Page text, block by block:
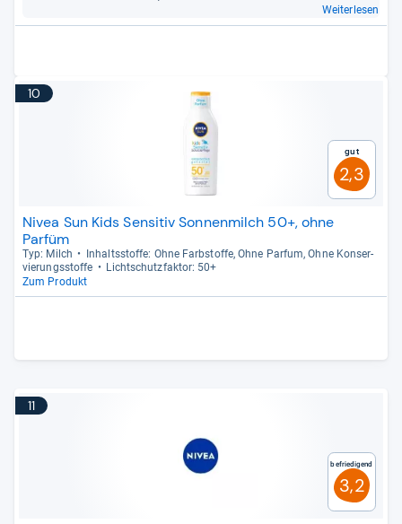
Weiterlesen
10
Gut
2,3
Nivea Sun Kids Sensitiv Sonnenmilch 50+, ohne
Parfüm
Typ: Milch
Inhaltss­toffe: Ohne Farb­stoffe, Ohne Par­fum, Ohne Kon­ser­
vie­rungs­stoffe
Licht­schutz­fak­tor: 50+
Zum Produkt
11
Befriedigend
3,2